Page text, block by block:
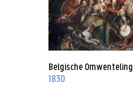
Belgische Omwenteling
1830